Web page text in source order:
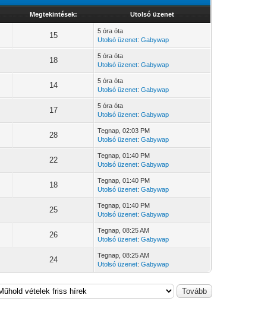
Megtekintések: Utolsó üzenet
15
5 óra óta
Utolsó üzenet:Gabywap
18
5 óra óta
Utolsó üzenet:Gabywap
14
5 óra óta
Utolsó üzenet:Gabywap
17
5 óra óta
Utolsó üzenet:Gabywap
28 Tegnap , 02:03 PM
Utolsó üzenet:Gabywap
22 Tegnap , 01:40 PM
Utolsó üzenet:Gabywap
18 Tegnap , 01:40 PM
Utolsó üzenet:Gabywap
25 Tegnap , 01:40 PM
Utolsó üzenet:Gabywap
26 Tegnap , 08:25 AM
Utolsó üzenet:Gabywap
24 Tegnap , 08:25 AM
Utolsó üzenet:Gabywap